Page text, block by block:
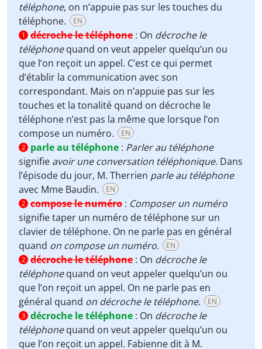
téléphone, on n’appuie pas sur les touches du
téléphone.
EN
1 décroche le téléphone : On décroche le
téléphonequand on veut appeler quelqu’un ou
que l’on reçoit un appel. C’est ce qui permet
d’établir la communication avec son
correspondant. Mais on n’appuie pas sur les
touches et la tonalité quand on décroche le
téléphone n’est pas la même que lorsque l’on
compose un numéro.
EN
2 parle au téléphone : Parler au téléphone
signifie avoir une conversation téléphonique. Dans
l’épisode du jour, M. Therrien parle au téléphone
avec Mme Baudin.
EN
2 compose le numéro : Composer un numéro
signifie taper un numéro de téléphone sur un
clavier de téléphone. On ne parle pas en général
quand on compose un numéro. EN
2 décroche le téléphone : On décroche le
téléphonequand on veut appeler quelqu’un ou
que l’on reçoit un appel. On ne parle pas en
général quand on décroche le téléphone. EN
3 décroche le téléphone : On décroche le
téléphonequand on veut appeler quelqu’un ou
que l’on reçoit un appel. Fabienne dit à M.